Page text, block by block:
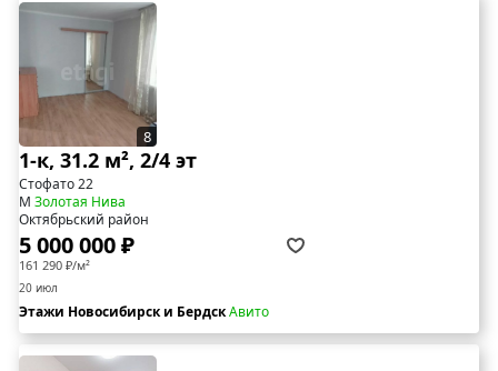
8
1-к, 31.2 м², 2/4 эт
Стофато 22
М Золотая Нива
Октябрьский район
5 000 000 ₽
161 290 ₽/м²
20 июл
Этажи Новосибирск и БердскАвито